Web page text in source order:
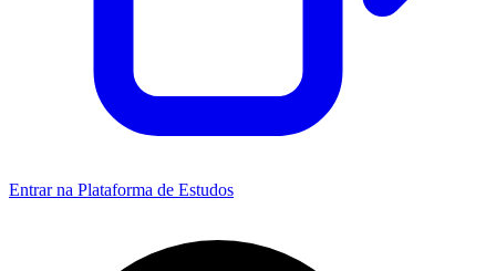
Entrar na Plataforma de Estudos